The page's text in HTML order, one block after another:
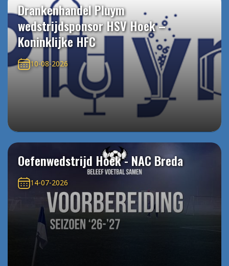
Drankenhandel Pluym
wedstrijdsponsor HSV Hoek –
Koninklijke HFC
10-08-2026
Oefenwedstrijd Hoek - NAC Breda
14-07-2026